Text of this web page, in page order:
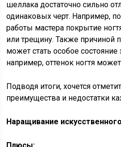
шеллака достаточно сильно
одинаковых черт. Например,
работы мастера покрытие
или трещину. Также причиной
может стать особое
например, оттенок ногтя
Подводя итоги, хочется
преимущества и недостатки
Наращивание
Плюсы: